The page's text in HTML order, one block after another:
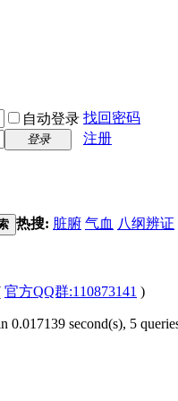
自动登录 找回密码
登录
注册
热搜: 脏腑 气血 八纲辨证
官方QQ群:110873141 )
0.017139 second(s), 5